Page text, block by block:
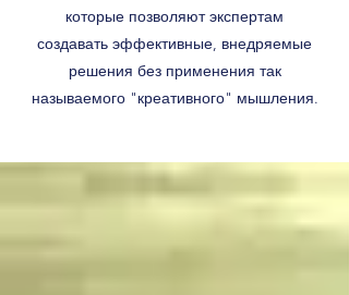
которые позволяют экспертам
создавать эффективные, внедряемые
решения без применения так
называемого "креативного" мышления.